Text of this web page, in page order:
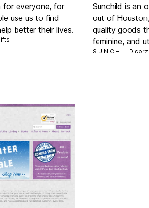
for everyone, for
use us to find
better their lives.
Sunchild is an
out of
quality goods
feminine, and
S U N C H I L D